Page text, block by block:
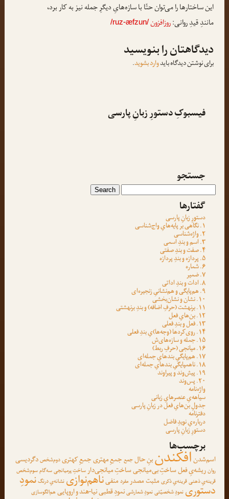
این ساختارها را می‌توان حتّا با سازه‌هایِ دیگرِ جمله نیز به کار برد،
مانندِ قیدِ روانی:روزافزون/ruz-æfzun/
دیدگاهتان را بنویسید
برای نوشتن دیدگاه بایدوارد بشوید.
فیسبوکِ دستورِ زبانِ پارسی
جستجو
گفتارها
دستورِ زبانِ پارسی
۱. نگاهی بر پایه‌هایِ واج‌شناسی
۲. واژه‌شناسی
۳. اسم و بندِ اسمی
۴. صفت و بندِ صفتی
۵. پردازه و بندِ پردازه
۶. شماره
۷. ضمیر
۸. ادات و بندِ اداتی
۹. هم‌پایگی و هم‌نشانیِ زنجیره‌ای
۱۰. نشان و نشان‌بخشی
۱۱. برنهشت (حرفِ اضافه) و بندِ برنهشتی
۱۲. بن‌هایِ فعل
۱۳. فعل و بندِ فعلی
۱۴. روی‌کردها (وجه‌ها)یِ بندِ فعلی
۱۵. جمله و سازه‌های‌ش
۱۶. میانجی (حرفِ ربط)
۱۷. هم‌پایگیِ بندهایِ جمله‌ای
۱۸. ناهمپایگیِ بندهایِ جمله‌ای
۱۹. پیش‌وند و پیراوند
۲۰. پس‌وند
واژه‌نامه
سیاهه‌یِ عنصرهایِ زبانی
جدولِ بن‌هایِ فعل در زبانِ پارسی
دفترنامه
درباره‌یِ نویدِ فاضل
دستورِ زبانِ پارسی
برچسب‌ها
اسم‌شدنافکندنبنِ حالجمعجمعِ مهتریجمعِ کهتریدوم‌شخصدگردیسی
روانریشه‌یِ فعلساختِ بی‌میانجیساختِ میانجی‌دارساختِ پرمیانجیسه‌گامسوم‌شخص
قرینه‌یِ ذهنیقرینه‌یِ ذکریمثبتمصدرمفردمنفیناهم‌نوازینشانه‌یِ درنگنمودِ دستورینمودِ شخصیّتینمودِ شمارشینمودِ قطبینیا-هند و اروپاییهم‌الگوسازی